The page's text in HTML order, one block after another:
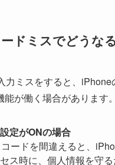
ドミスでどうな
力ミスをすると、
が働く場合があります。
定がONの場合
ードを間違えると、
ス時に、個人情報を守る